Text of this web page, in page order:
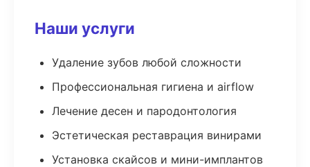
Наши услуги
Удаление зубов любой сложности
Профессиональная гигиена и airflow
Лечение десен и пародонтология
Эстетическая реставрация винирами
Установка скайсов и мини-имплантов